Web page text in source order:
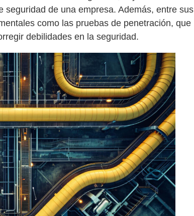
seguridad de una empresa. Además, entre sus
como las pruebas de penetración, que
debilidades en la seguridad.